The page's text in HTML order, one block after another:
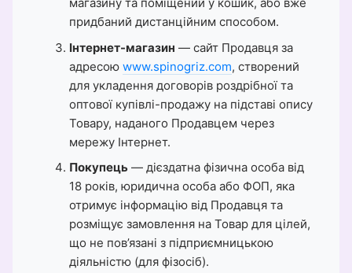
придбаний дистанційним способом.
Інтернет-магазин — сайт Продавця за
адресою www.spinogriz.com, створений
для укладення договорів роздрібної та
оптової купівлі-продажу на підставі опису
Товару, наданого Продавцем через
мережу Інтернет.
Покупець — дієздатна фізична особа від
18 років, юридична особа або ФОП, яка
отримує інформацію від Продавця та
розміщує замовлення на Товар для цілей,
що не пов’язані з підприємницькою
діяльністю (для фізосіб).